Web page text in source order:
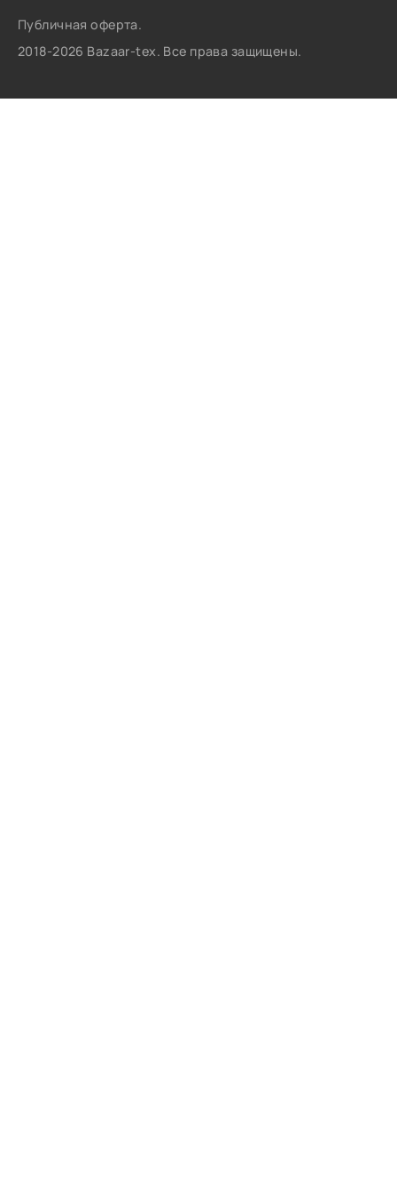
Публичная оферта.
2018-2026 Bazaar-tex. Все права защищены.